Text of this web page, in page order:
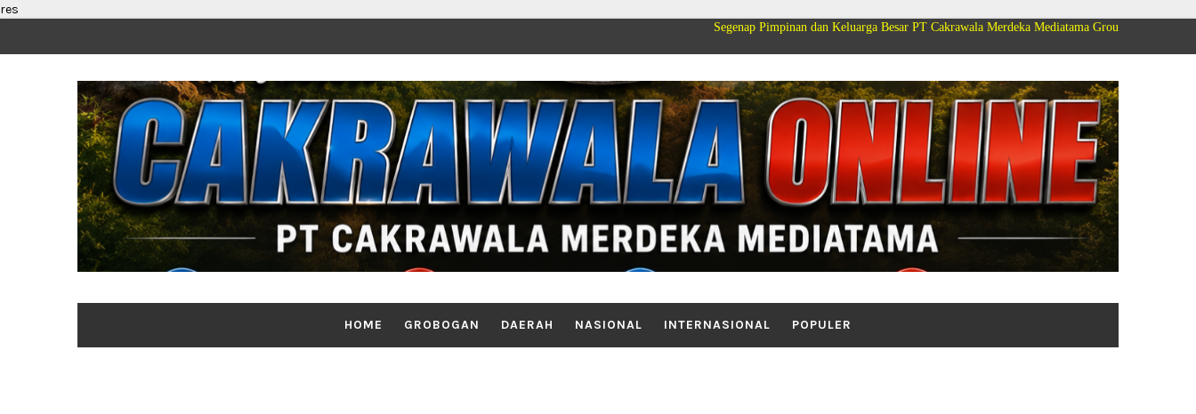
res
Segenap Pimpinan dan Keluarga Besar PT Cakrawala Merdeka Mediatama Group Mengucapkan Selamat
HOME GROBOGAN DAERAH NASIONAL INTERNASIONAL POPULER